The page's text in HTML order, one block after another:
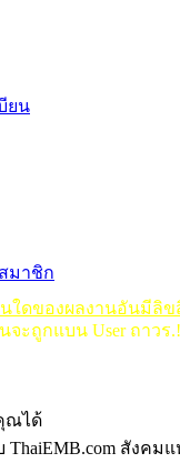
ยน
มาชิก
ใดของผลงานอันมีลิข
ะถูกแบน User ถาวร
ณได้
สังคม